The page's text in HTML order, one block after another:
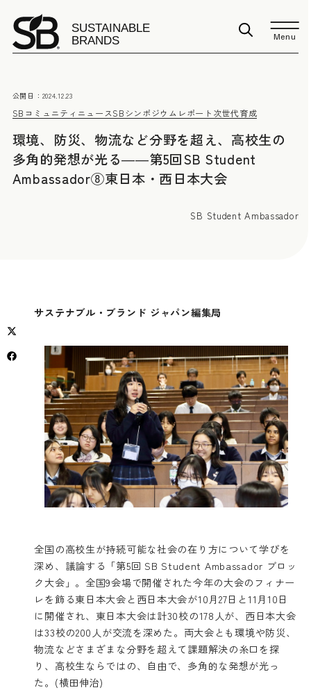
Menu
SBコミュニティニュースSBシンポジウムレポート 次世代育成
公開日： 2024.12.23
環境、防災、物流など分野を超え、高校生の
多角的発想が光る――第5回SB Student
Ambassador⑧東日本・西日本大会
SB Student Ambassador
サステナブル・ブランド ジャパン編集局
全国の高校生が持続可能な社会の在り方について学びを
深め、議論する「第5回 SB Student Ambassador ブロッ
ク大会」。全国9会場で開催された今年の大会のフィナー
レを飾る東日本大会と西日本大会が10月27日と11月10日
に開催され、東日本大会は計30校の178人が、西日本大会
は33校の200人が交流を深めた。両大会とも環境や防災、
物流などさまざまな分野を超えて課題解決の糸口を探
り、高校生ならではの、自由で、多角的な発想が光っ
た。(横田伸治)